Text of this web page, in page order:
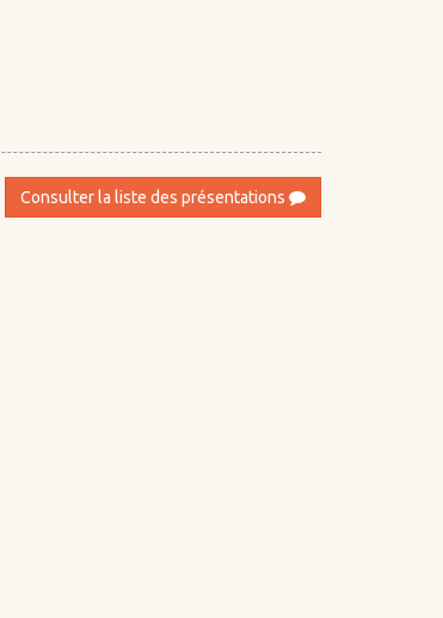
Consulter la liste des présentations